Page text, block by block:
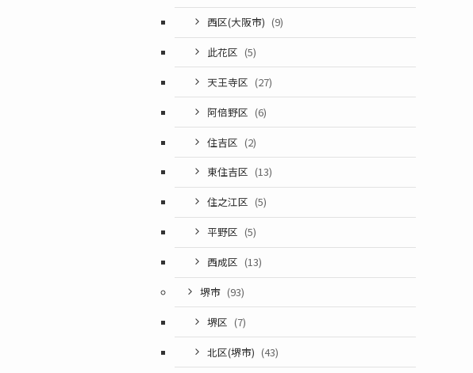
西区(大阪市) (9)
此花区 (5)
天王寺区 (27)
阿倍野区 (6)
住吉区 (2)
東住吉区 (13)
住之江区 (5)
平野区 (5)
西成区 (13)
堺市 (93)
堺区 (7)
北区(堺市) (43)